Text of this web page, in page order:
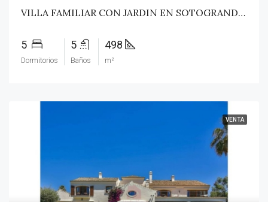
VILLA FAMILIAR CON JARDIN EN SOTOGRANDE ALTO!
5
Dormitorios
5
Baños
498
m²
VENTA